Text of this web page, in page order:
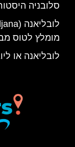
סלובניה
מומלץ לטוס
לובליאנה או